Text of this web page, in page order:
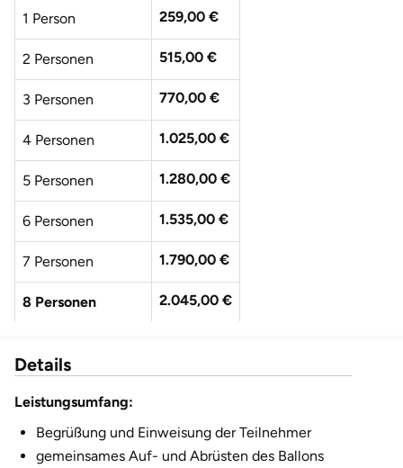
1 Person 259,00 €
2 Personen 515,00 €
3 Personen 770,00 €
4 Personen 1.025,00 €
5 Personen 1.280,00 €
6 Personen 1.535,00 €
7 Personen 1.790,00 €
8 Personen 2.045,00 €
2.555,00 €
11 Personen
12 Personen 3.065,00 €
Details
Leistungsumfang:
Begrüßung und Einweisung der Teilnehmer
gemeinsames Auf- und Abrüsten des Ballons